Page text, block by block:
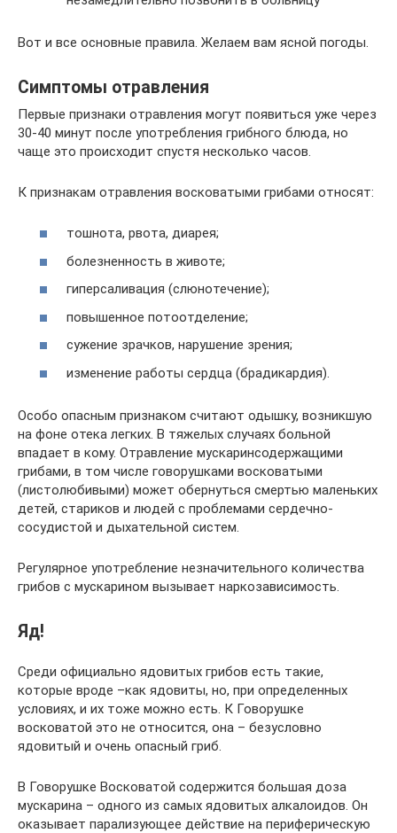
Вот и все основные правила. Желаем вам ясной погоды.
Симптомы отравления
Первые признаки отравления могут появиться уже через
30-40 минут после употребления грибного блюда, но
чаще это происходит спустя несколько часов.
К признакам отравления восковатыми грибами относят:
тошнота, рвота, диарея;
болезненность в животе;
гиперсаливация (слюнотечение);
повышенное потоотделение;
сужение зрачков, нарушение зрения;
изменение работы сердца (брадикардия).
Особо опасным признаком считают одышку, возникшую
на фоне отека легких. В тяжелых случаях больной
впадает в кому. Отравление мускаринсодержащими
грибами, в том числе говорушками восковатыми
(листолюбивыми) может обернуться смертью маленьких
детей, стариков и людей с проблемами сердечно-
сосудистой и дыхательной систем.
Регулярное употребление незначительного количества
грибов с мускарином вызывает наркозависимость.
Яд!
Среди официально ядовитых грибов есть такие,
которые вроде –как ядовиты, но, при определенных
условиях, и их тоже можно есть. К Говорушке
восковатой это не относится, она – безусловно
ядовитый и очень опасный гриб.
В Говорушке Восковатой содержится большая доза
мускарина – одного из самых ядовитых алкалоидов. Он
оказывает парализующее действие на периферическую